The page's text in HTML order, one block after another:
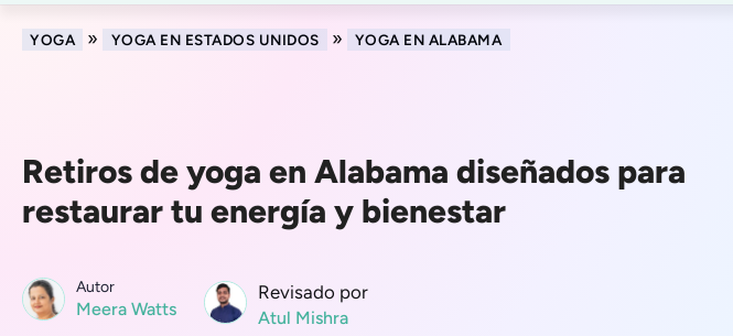
7 días de bienestar Blog Aprender
YOGA » YOGA EN ESTADOS UNIDOS » YOGA EN ALABAMA
Retiros de yoga en Alabama diseñados para
restaurar tu energía y bienestar
Autor
Meera Watts
Revisado por
Atul Mishra